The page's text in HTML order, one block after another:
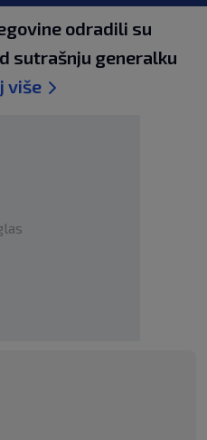
odradili su
sutrašnju generalku
više